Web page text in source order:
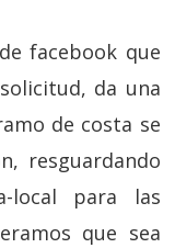
facebook que
da una
de costa se
resguardando
local para las
que sea